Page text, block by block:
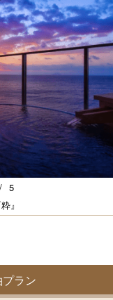
』
/ 5
ラン